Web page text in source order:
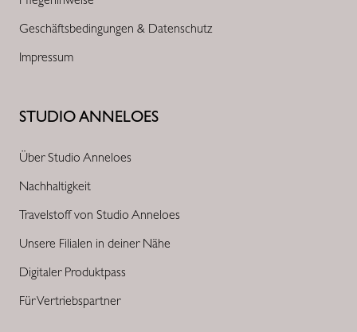
STUDIO ANNELOES
Über Studio Anneloes
Nachhaltigkeit
Travelstoff von Studio Anneloes
Unsere Filialen in deiner Nähe
Digitaler Produktpass
Für Vertriebspartner
Geschäftsbedingungen & Datenschutz
Impressum